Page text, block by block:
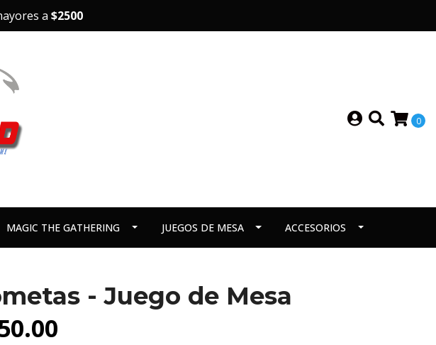
a $2500
0
MAGIC THE GATHERING JUEGOS DE MESA ACCESORIOS
- Juego de Mesa